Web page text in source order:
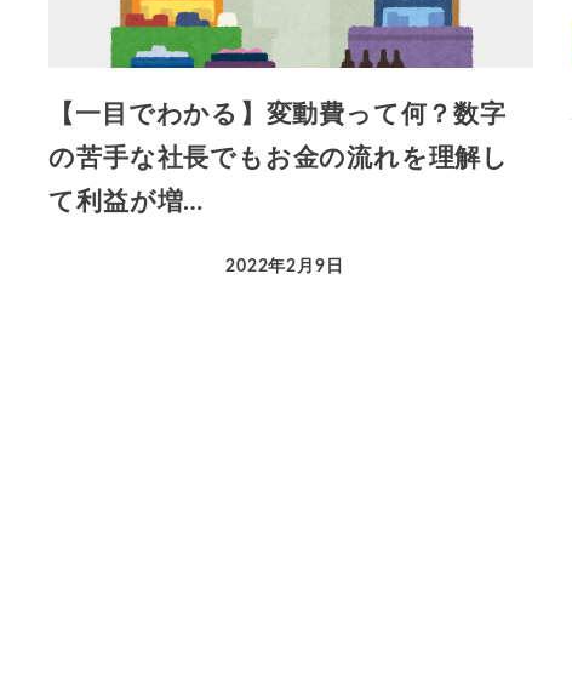
【一目でわかる】変動費って何？数字
の苦手な社長でもお金の流れを理解し
て利益が増…
2022年2月9日